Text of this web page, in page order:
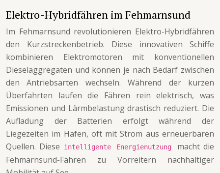
Elektro-Hybridfähren im Fehmarnsund
Im Fehmarnsund revolutionieren Elektro-Hybridfähren
den Kurzstreckenbetrieb. Diese innovativen Schiffe
kombinieren Elektromotoren mit konventionellen
Dieselaggregaten und können je nach Bedarf zwischen
den Antriebsarten wechseln. Während der kurzen
Überfahrten laufen die Fähren rein elektrisch, was
Emissionen und Lärmbelastung drastisch reduziert. Die
Aufladung der Batterien erfolgt während der
Liegezeiten im Hafen, oft mit Strom aus erneuerbaren
Quellen. Diese
intelligente Energienutzung macht die
Fehmarnsund-Fähren zu Vorreitern nachhaltiger